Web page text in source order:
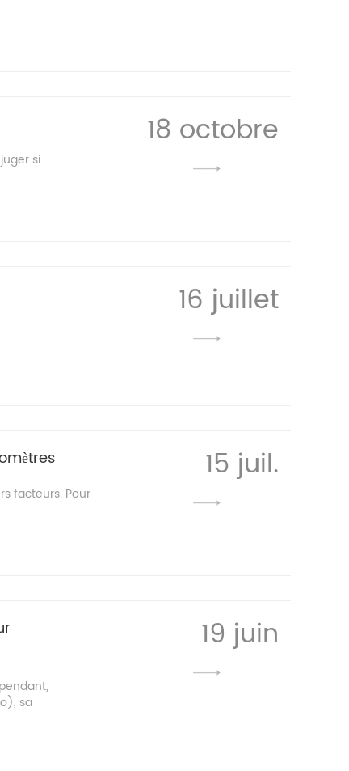
si
18 octobre
16 juillet
facteurs. Pour
15 juil.
sa
19 juin